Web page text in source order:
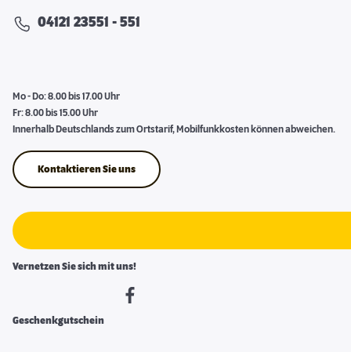
04121 23551 - 551
Mo - Do: 8.00 bis 17.00 Uhr
Fr: 8.00 bis 15.00 Uhr
Innerhalb Deutschlands zum Ortstarif, Mobilfunkkosten können abweichen.
Kontaktieren Sie uns
Vernetzen Sie sich mit uns!
Geschenkgutschein